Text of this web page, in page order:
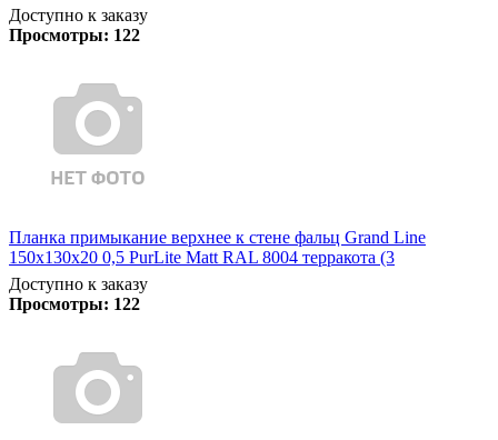
Доступно к заказу
Просмотры: 122
Планка примыкание верхнее к стене фальц Grand Line
150х130х20 0,5 PurLite Matt RAL 8004 терракота (3
Доступно к заказу
Просмотры: 122